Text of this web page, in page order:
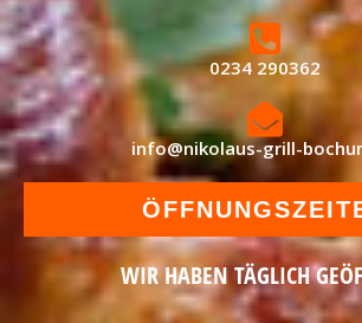
0234 290362
info@nikolaus-grill-
WIR HABEN TÄGLICH